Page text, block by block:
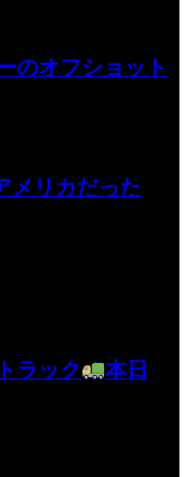
のオフショット
リカだった
ラック
本日